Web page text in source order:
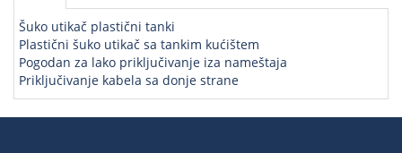
Šuko utikač plastični tanki
Plastični šuko utikač sa tankim kućištem
Pogodan za lako priključivanje iza nameštaja
Priključivanje kabela sa donje strane